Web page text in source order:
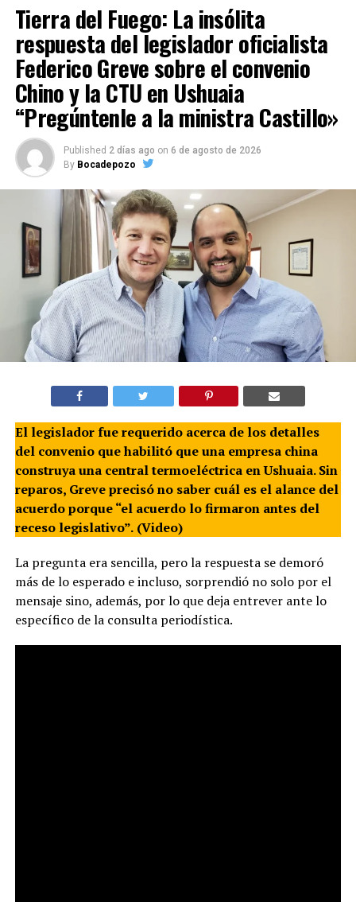
Tierra del Fuego: La insólita
respuesta del legislador oficialista
Federico Greve sobre el convenio
Chino y la CTU en Ushuaia
“Pregúntenle a la ministra Castillo»
Published 2 días ago on 6 de agosto de 2026
By Bocadepozo
El legislador fue requerido acerca de los detalles
del convenio que habilitó que una empresa china
construya una central termoeléctrica en Ushuaia. Sin
reparos, Greve precisó no saber cuál es el alance del
acuerdo porque “el acuerdo lo firmaron antes del
receso legislativo”. (Video)
La pregunta era sencilla, pero la respuesta se demoró
más de lo esperado e incluso, sorprendió no solo por el
mensaje sino, además, por lo que deja entrever ante lo
específico de la consulta periodística.